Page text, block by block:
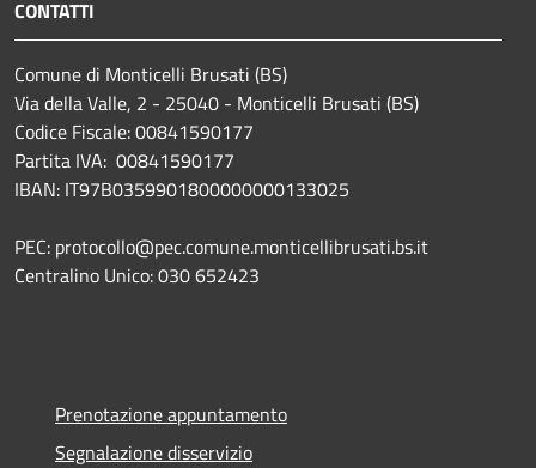
CONTATTI
Comune di Monticelli Brusati (BS)
Via della Valle, 2 - 25040 - Monticelli Brusati (BS)
Codice Fiscale: 00841590177
Partita IVA: 00841590177
IBAN: IT97B0359901800000000133025
PEC: protocollo@pec.comune.monticellibrusati.bs.it
Centralino Unico: 030 652423
Prenotazione appuntamento
Segnalazione disservizio